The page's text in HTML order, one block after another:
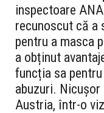
inspectoare
recunoscut că a
pentru a masca
a obținut
funcția sa
abuzuri.
Austria, într-o